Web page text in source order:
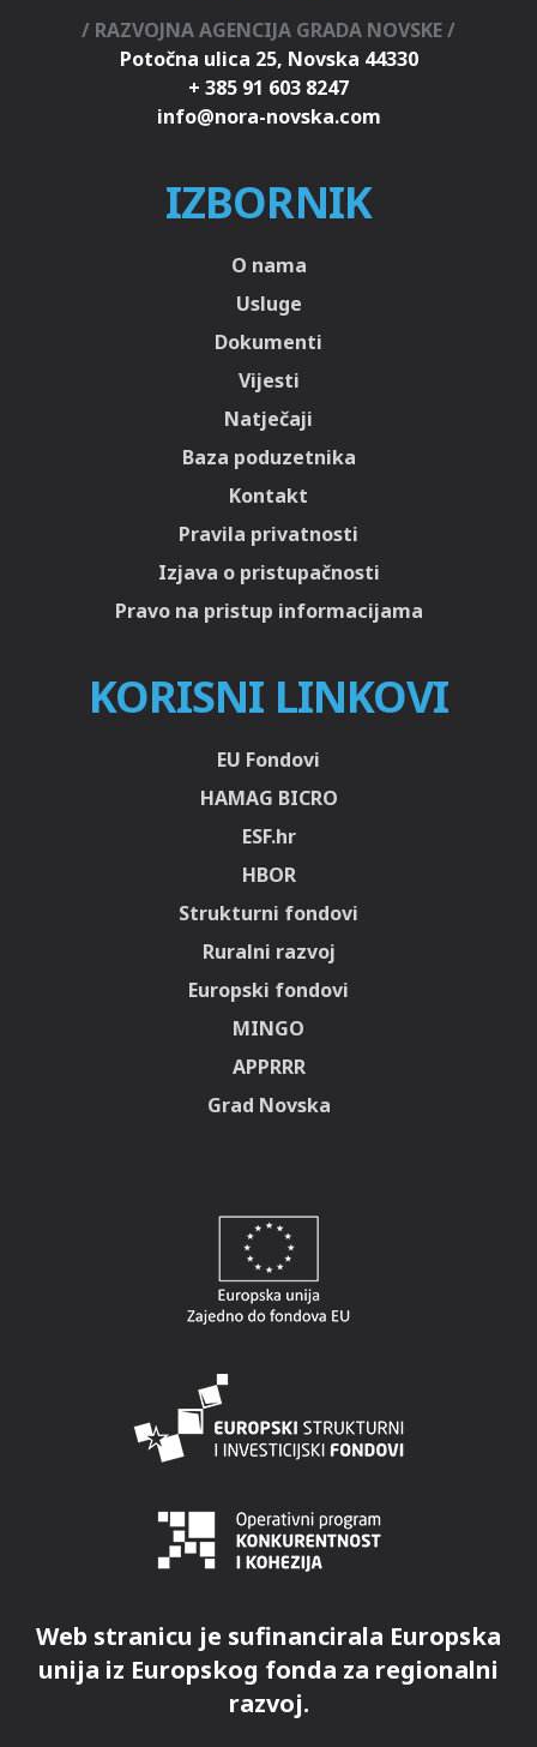
/ RAZVOJNA AGENCIJA GRADA NOVSKE /
Potočna ulica 25, Novska 44330
+ 385 91 603 8247
IZBORNIK
O nama
Usluge
Dokumenti
Vijesti
Natječaji
Baza poduzetnika
Kontakt
Pravila privatnosti
Izjava o pristupačnosti
Pravo na pristup informacijama
KORISNI LINKOVI
EU Fondovi
HAMAG BICRO
ESF.hr
HBOR
Strukturni fondovi
Ruralni razvoj
Europski fondovi
MINGO
APPRRR
Grad Novska
Web stranicu je sufinancirala Europska
unija iz Europskog fonda za regionalni
razvoj.